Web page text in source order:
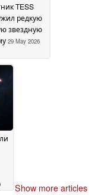
TESS
редкую
звездную
29 May 2026
Show more articles